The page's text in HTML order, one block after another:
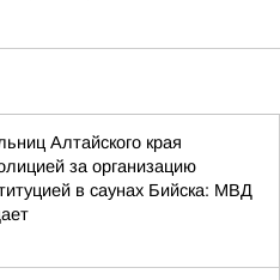
Алтайского края
за организацию
в саунах Бийска: МВД